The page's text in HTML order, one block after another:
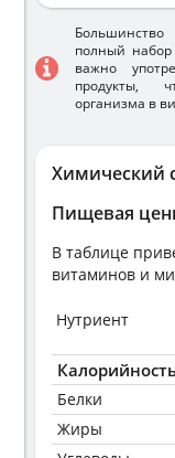
Химический
Пищевая
В таблице
витаминов и
Нутриент
Белки
Жиры
полный
важно
продукты,
организма в